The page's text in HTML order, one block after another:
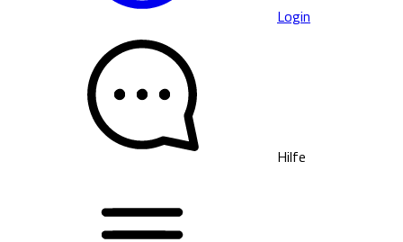
Login
Hilfe